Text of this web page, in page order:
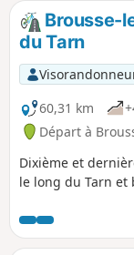
Brousse-
du Tarn
60,31 km
Départ à
Dixième et
le long du Tarn et